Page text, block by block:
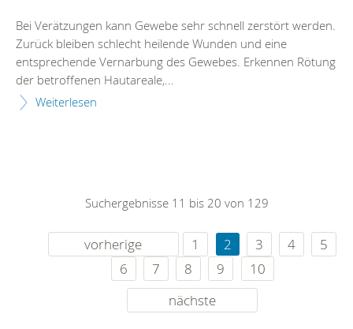
Bei Verätzungen kann Gewebe sehr schnell zerstört werden.
Zurück bleiben schlecht heilende Wunden und eine
entsprechende Vernarbung des Gewebes. Erkennen Rötung
der betroffenen Hautareale,...
Weiterlesen
Suchergebnisse 11 bis 20 von 129
vorherige 1 2 3 4
5
6
7 8 9
10
nächste